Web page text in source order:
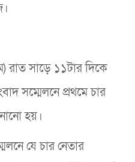
সাড়ে ১১টার দিকে
সম্মেলনে প্রথমে চার
হয়।
যে চার নেতার